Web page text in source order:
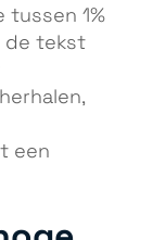
1%
de tekst
een